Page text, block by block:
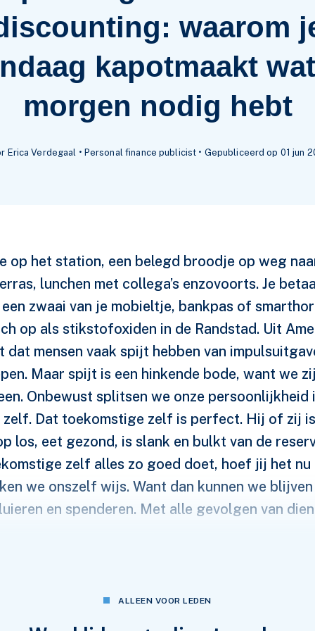
waarom
kapotmaakt
morgen nodig hebt
Erica Verdegaal • Personal finance publicist • Gepubliceerd op 01 jun
op het station, een belegd broodje op weg
lunchen met collega’s enzovoorts. Je
zwaai van je mobieltje, bankpas of
op als stikstofoxiden in de Randstad. Uit
mensen vaak spijt hebben van
Maar spijt is een hinkende bode, want we
Onbewust splitsen we onze persoonlijkheid
zelf. Dat toekomstige zelf is perfect. Hij of zij
los, eet gezond, is slank en bulkt van de
zelf alles zo goed doet, hoef jij het nu
we onszelf wijs. Want dan kunnen we
en spenderen. Met alle gevolgen van
dat je liever nu iets opmaakt dan het
ALLEEN VOOR LEDEN